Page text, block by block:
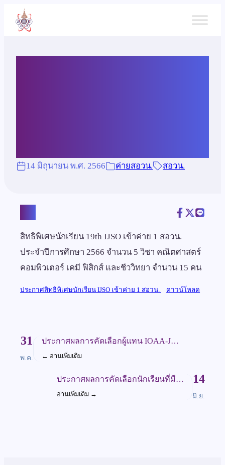
เนื้อหา
14 มิถุนายน พ.ศ. 2566 ค่ายสอวน. สอวน.
สิทธิพิเศษนักเรียน 19th IJSO เข้าค่าย 1 สอวน.
ประจำปีการศึกษา 2566 จำนวน 5 วิชา คณิตศาสตร์
คอมพิวเตอร์ เคมี ฟิสิกส์ และชีววิทยา จำนวน 15 คน
ประกาศสิทธิพิเศษนักเรียน IJSO เข้าค่าย 1 สอวน. ดาวน์โหลด
31
พ.ค.
ประกาศผลการคัดเลือกผู้แทน IOAA-J…
← อ่านเพิ่มเติม
14
มิ.ย.
ประกาศผลการคัดเลือกนักเรียนที่มี…
อ่านเพิ่มเติม →